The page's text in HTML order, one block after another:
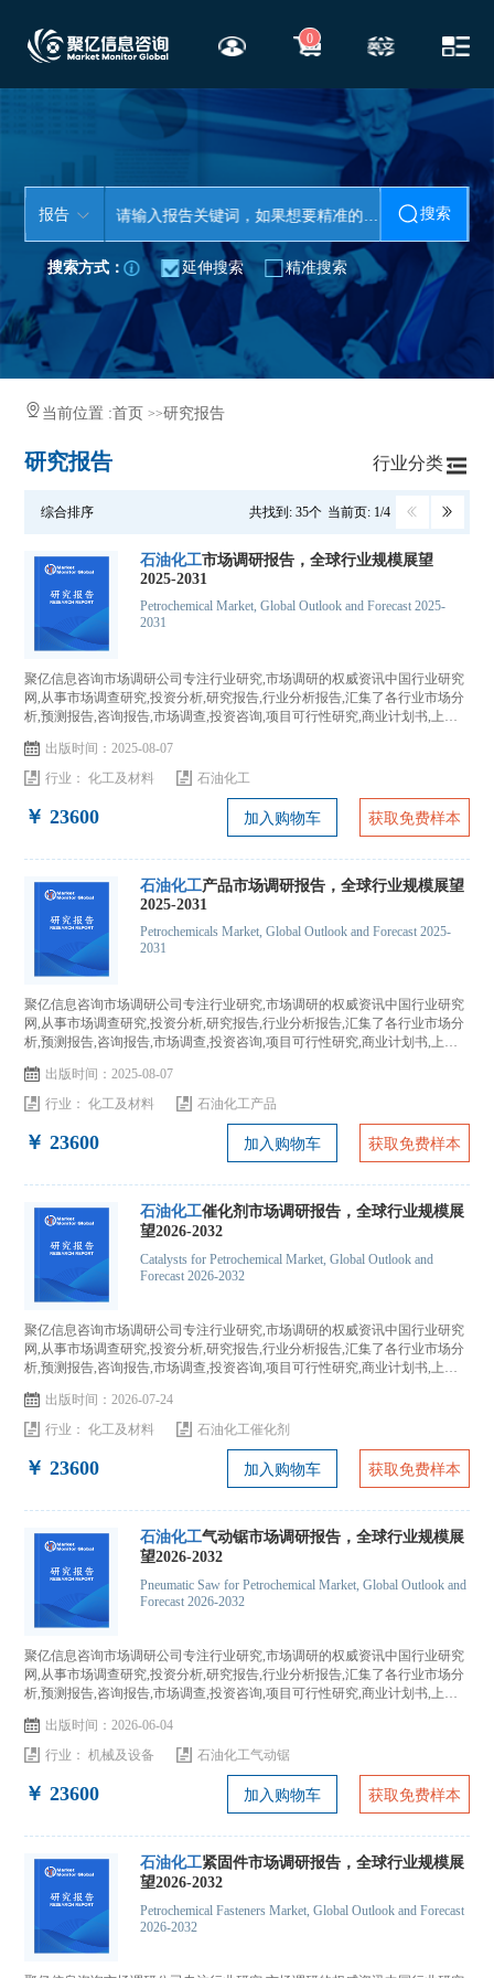
0
报告 搜索
搜索方式： 延伸搜索 精准搜索
当前位置 :首页>>研究报告
研究报告 行业分类
综合排序 共找到: 35个 当前页: 1/4
石油化工市场调研报告，全球行业规模展望
2025-2031
Petrochemical Market, Global Outlook and Forecast 2025-
2031
聚亿信息咨询市场调研公司专注行业研究,市场调研的权威资讯中国行业研究
网,从事市场调查研究,投资分析,研究报告,行业分析报告,汇集了各行业市场分
析,预测报告,咨询报告,市场调查,投资咨询,项目可行性研究,商业计划书,上市
出版时间：2025-08-07
行业：化工及材料 石油化工
￥ 23600 加入购物车 获取免费样本
石油化工产品市场调研报告，全球行业规模展望
2025-2031
Petrochemicals Market, Global Outlook and Forecast 2025-
2031
聚亿信息咨询市场调研公司专注行业研究,市场调研的权威资讯中国行业研究
网,从事市场调查研究,投资分析,研究报告,行业分析报告,汇集了各行业市场分
析,预测报告,咨询报告,市场调查,投资咨询,项目可行性研究,商业计划书,上市
出版时间：2025-08-07
行业：化工及材料 石油化工产品
￥ 23600 加入购物车 获取免费样本
石油化工催化剂市场调研报告，全球行业规模展
望2026-2032
Catalysts for Petrochemical Market, Global Outlook and
Forecast 2026-2032
聚亿信息咨询市场调研公司专注行业研究,市场调研的权威资讯中国行业研究
网,从事市场调查研究,投资分析,研究报告,行业分析报告,汇集了各行业市场分
析,预测报告,咨询报告,市场调查,投资咨询,项目可行性研究,商业计划书,上市
出版时间：2026-07-24
行业：化工及材料 石油化工催化剂
￥ 23600 加入购物车 获取免费样本
石油化工气动锯市场调研报告，全球行业规模展
望2026-2032
Pneumatic Saw for Petrochemical Market, Global Outlook and
Forecast 2026-2032
聚亿信息咨询市场调研公司专注行业研究,市场调研的权威资讯中国行业研究
网,从事市场调查研究,投资分析,研究报告,行业分析报告,汇集了各行业市场分
析,预测报告,咨询报告,市场调查,投资咨询,项目可行性研究,商业计划书,上市
出版时间：2026-06-04
行业：机械及设备 石油化工气动锯
￥ 23600 加入购物车 获取免费样本
石油化工紧固件市场调研报告，全球行业规模展
望2026-2032
Petrochemical Fasteners Market, Global Outlook and Forecast
2026-2032